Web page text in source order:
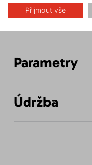
Popis
Parametry
Údržba
Přijmout vše